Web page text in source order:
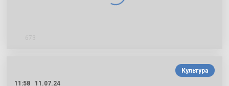
Культура
11:58
11.07.24